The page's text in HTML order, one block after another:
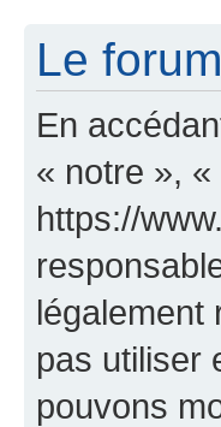
Le
En
« notre »,
https://
légalement
pas utiliser
pouvons